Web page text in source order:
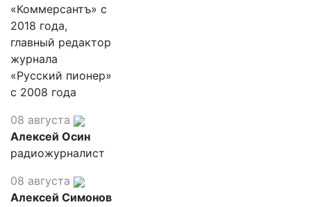
«Коммерсантъ» с
2018 года,
главный редактор
журнала
«Русский пионер»
с 2008 года
08 августа
Алексей Осин
радиожурналист
08 августа
Алексей Симонов